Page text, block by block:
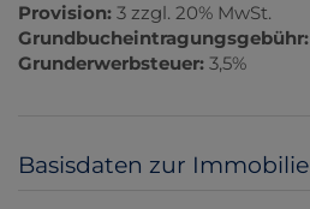
Provision: 3 zzgl. 20% MwSt.
Grundbucheintragungsgebühr:
Grunderwerbsteuer: 3,5%
Basisdaten zur Immobilie